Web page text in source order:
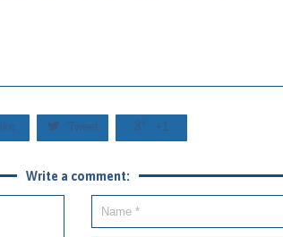
Like  Tweet  +1
Write a comment: